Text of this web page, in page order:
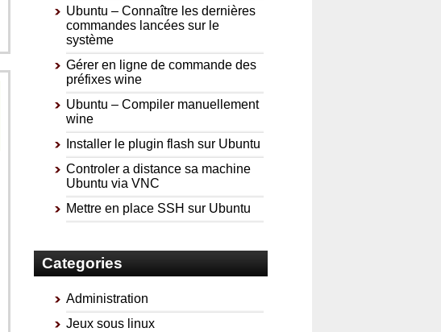
Ubuntu – Connaître les dernières
commandes lancées sur le
système
Gérer en ligne de commande des
préfixes wine
Ubuntu – Compiler manuellement
wine
Installer le plugin flash sur Ubuntu
Controler a distance sa machine
Ubuntu via VNC
Mettre en place SSH sur Ubuntu
Categories
Administration
Jeux sous linux